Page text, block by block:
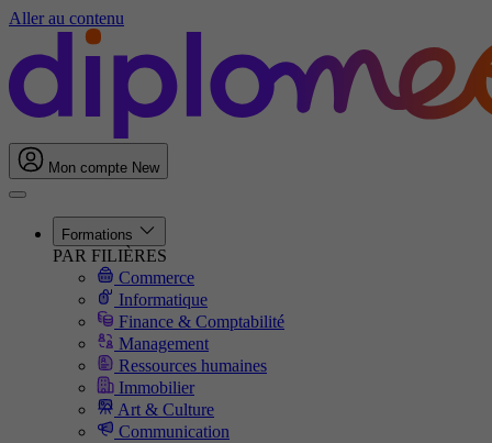
Aller au contenu
Mon compte New
Formations
PAR FILIÈRES
Commerce
Informatique
Finance & Comptabilité
Management
Ressources humaines
Immobilier
Art & Culture
Communication